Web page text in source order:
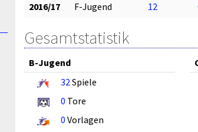
2016/17 F-Jugend 12
Gesamtstatistik
B-Jugend
32Spiele
0 Tore
0 Vorlagen